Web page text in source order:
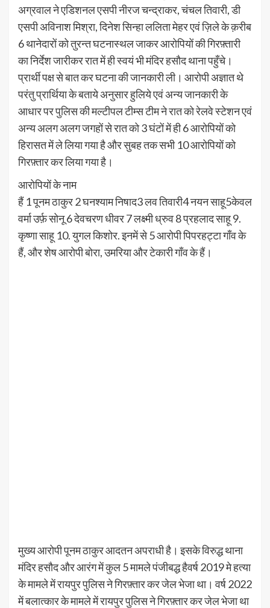
अग्रवाल ने एडिशनल एसपी नीरज चन्द्राकर, चंचल तिवारी, डी
एसपी अविनाश मिश्रा, दिनेश सिन्हा ललिता मेहर एवं ज़िले के क़रीब
6 थानेदारों को तुरन्त घटनास्थल जाकर आरोपियों की गिरफ़्तारी
का निर्देश जारीकर रात में ही स्वयं भी मंदिर हसौद थाना पहुँचे।
प्रार्थी पक्ष से बात कर घटना की जानकारी ली। आरोपी अज्ञात थे
परंतु प्रार्थिया के बताये अनुसार हुलिये एवं अन्य जानकारी के
आधार पर पुलिस की मल्टीपल टीम्स टीम ने रात को रेलवे स्टेशन एवं
अन्य अलग अलग जगहों से रात को 3 घंटों में ही 6 आरोपियों को
हिरासत में ले लिया गया है और सुबह तक सभी 10 आरोपियों को
गिरफ़्तार कर लिया गया है।
आरोपियों के नाम
हैं 1 पूनम ठाकुर 2 घनश्याम निषाद3 लव तिवारी4 नयन साहू5केवल
वर्मा उर्फ़ सोनू 6 देवचरण धीवर 7 लक्ष्मी ध्रुव 8 प्रहलाद साहू 9.
कृष्णा साहू 10. युगल किशोर. इनमें से 5 आरोपी पिपरहट्टा गाँव के
हैं, और शेष आरोपी बोरा, उमरिया और टेकारी गाँव के हैं।
मुख्य आरोपी पूनम ठाकुर आदतन अपराधी है। इसके विरुद्ध थाना
मंदिर हसौद और आरंग में कुल 5 मामले पंजीबद्ध हैवर्ष 2019 मे हत्या
के मामले में रायपुर पुलिस ने गिरफ़्तार कर जेल भेजा था। वर्ष 2022
में बलात्कार के मामले में रायपुर पुलिस ने गिरफ़्तार कर जेल भेजा था